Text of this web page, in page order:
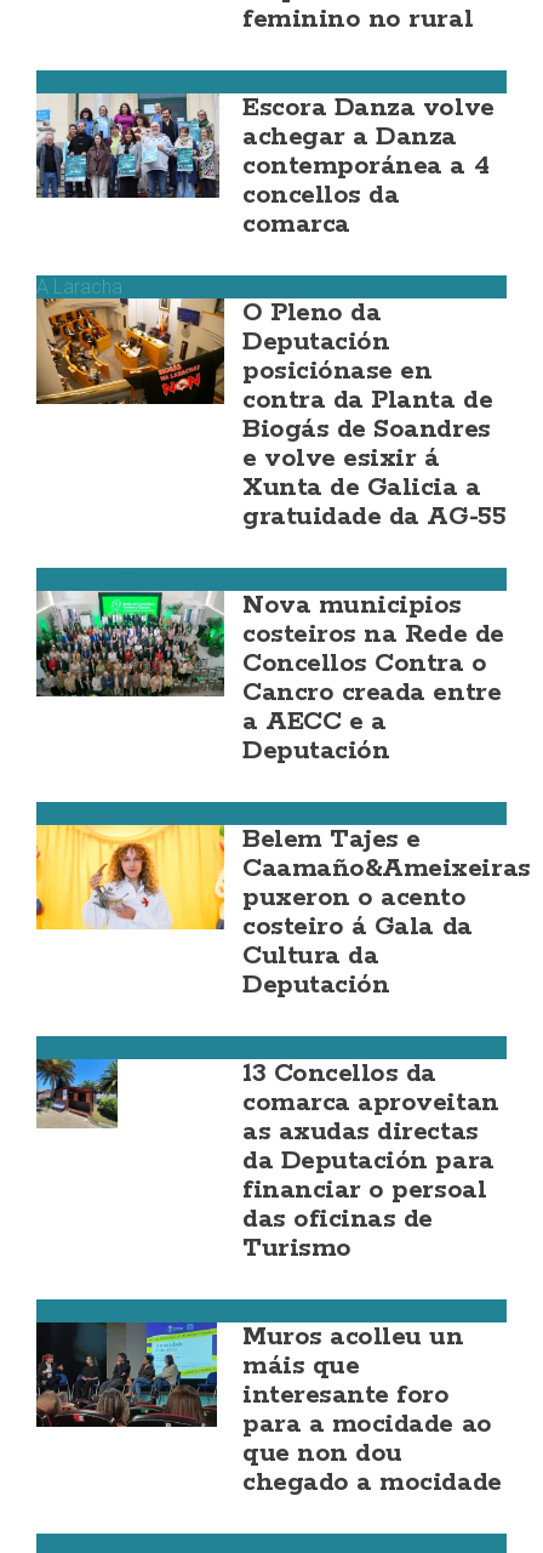
feminino no rural
Escora Danza volve
achegar a Danza
contemporánea a 4
concellos da
comarca
A Laracha
O Pleno da
Deputación
posiciónase en
contra da Planta de
Biogás de Soandres
e volve esixir á
Xunta de Galicia a
gratuidade da AG-55
Nova municipios
costeiros na Rede de
Concellos Contra o
Cancro creada entre
a AECC e a
Deputación
Belem Tajes e
Caamaño&Ameixeiras
puxeron o acento
costeiro á Gala da
Cultura da
Deputación
13 Concellos da
comarca aproveitan
as axudas directas
da Deputación para
financiar o persoal
das oficinas de
Turismo
Muros acolleu un
máis que
interesante foro
para a mocidade ao
que non dou
chegado a mocidade